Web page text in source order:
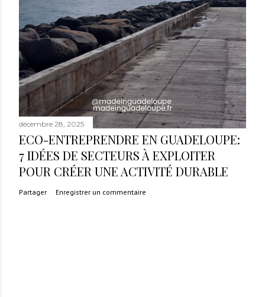
décembre 28, 2025
ECO-ENTREPRENDRE EN GUADELOUPE:
7 IDÉES DE SECTEURS À EXPLOITER
POUR CRÉER UNE ACTIVITÉ DURABLE
Partager Enregistrer un commentaire